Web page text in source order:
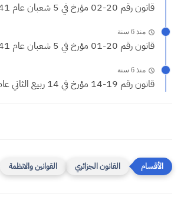
قانون رقم 20-02 مؤرخ في 5 شعبان عام 1441 الموافق...
منذ 6 سنة
قانون رقم 20-01 مؤرخ في 5 شعبان عام 1441 الموافق...
منذ 6 سنة
قانون رقم 19-14 مؤرخ في 14 ربيع الثاني عام 1441...
القانون الجزائري القوانين والانظمة